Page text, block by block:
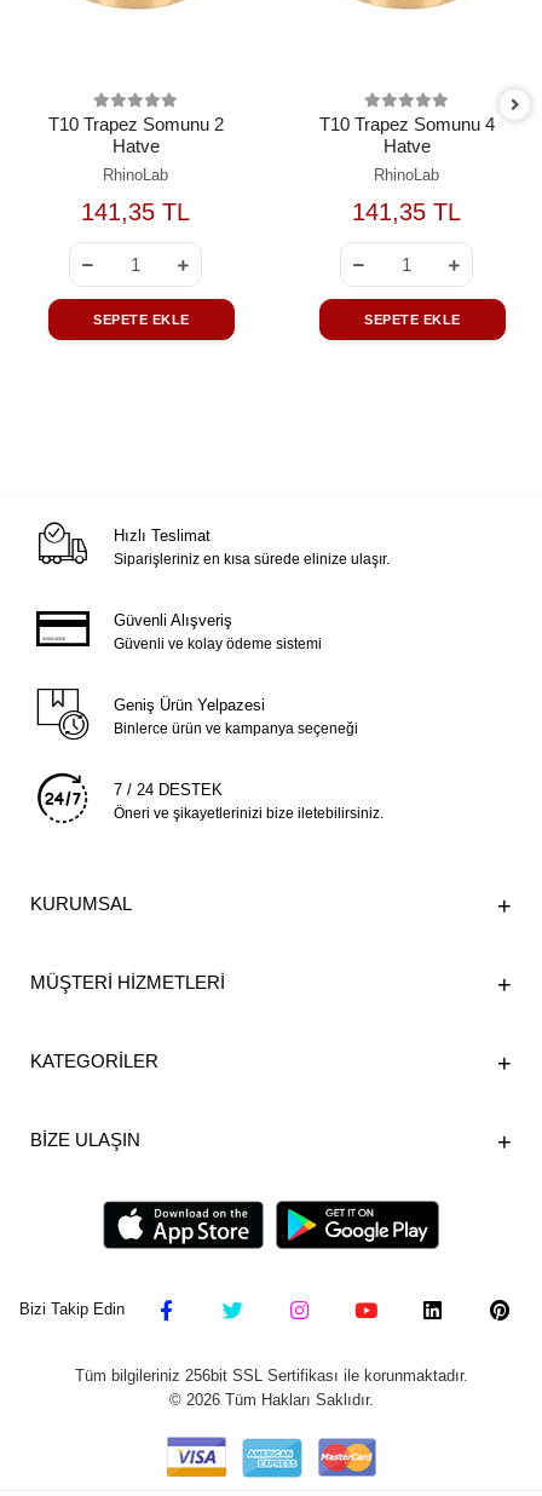
T10 Trapez Somunu 2
Hatve
RhinoLab
141,35 TL
SEPETE EKLE
T10 Trapez Somunu 4
Hatve
RhinoLab
141,35 TL
SEPETE EKLE
Hızlı Teslimat
Siparişleriniz en kısa sürede elinize ulaşır.
Güvenli Alışveriş
Güvenli ve kolay ödeme sistemi
Geniş Ürün Yelpazesi
Binlerce ürün ve kampanya seçeneği
7 / 24 DESTEK
Öneri ve şikayetlerinizi bize iletebilirsiniz.
KURUMSAL
MÜŞTERİ HİZMETLERİ
KATEGORİLER
BİZE ULAŞIN
Bizi Takip Edin
Tüm bilgileriniz 256bit SSL Sertifikası ile korunmaktadır.
© 2026Tüm Hakları Saklıdır.